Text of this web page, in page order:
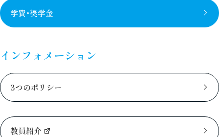
学費・奨学金
インフォメーション
3つのポリシー
教員紹介